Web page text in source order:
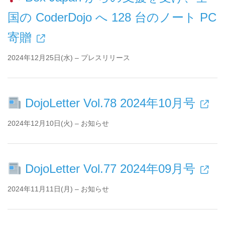
国の CoderDojo へ 128 台のノート PC
寄贈
2024年12月25日(水) – プレスリリース
DojoLetter Vol.78 2024年10月号
2024年12月10日(火) – お知らせ
DojoLetter Vol.77 2024年09月号
2024年11月11日(月) – お知らせ